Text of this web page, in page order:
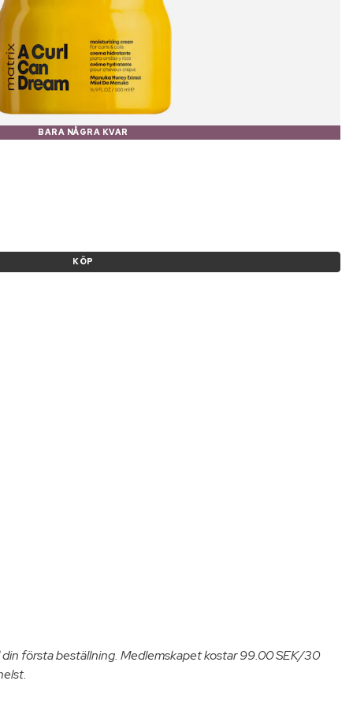
BARA NÅGRA KVAR
KÖP
första beställning. Medlemskapet kostar 99.00 SEK/30